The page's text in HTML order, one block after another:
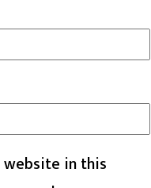
website in this